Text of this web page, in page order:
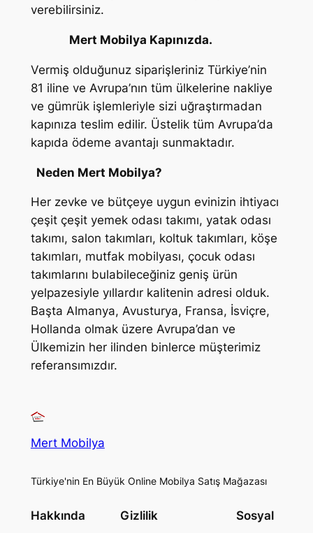
verebilirsiniz.
Mert Mobilya Kapınızda.
Vermiş olduğunuz siparişleriniz Türkiye’nin
81 iline ve Avrupa’nın tüm ülkelerine nakliye
ve gümrük işlemleriyle sizi uğraştırmadan
kapınıza teslim edilir. Üstelik tüm Avrupa’da
kapıda ödeme avantajı sunmaktadır.
Neden Mert Mobilya?
Her zevke ve bütçeye uygun evinizin ihtiyacı
çeşit çeşit yemek odası takımı, yatak odası
takımı, salon takımları, koltuk takımları, köşe
takımları, mutfak mobilyası, çocuk odası
takımlarını bulabileceğiniz geniş ürün
yelpazesiyle yıllardır kalitenin adresi olduk.
Başta Almanya, Avusturya, Fransa, İsviçre,
Hollanda olmak üzere Avrupa’dan ve
Ülkemizin her ilinden binlerce müşterimiz
referansımızdır.
Mert Mobilya
Türkiye'nin En Büyük Online Mobilya Satış Mağazası
Hakkında Gizlilik Sosyal